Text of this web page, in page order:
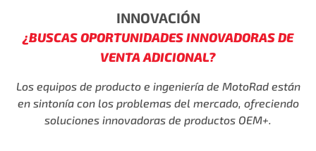
INNOVACIÓN
¿BUSCAS OPORTUNIDADES INNOVADORAS DE
VENTA ADICIONAL?
Los equipos de producto e ingeniería de MotoRad están
en sintonía con los problemas del mercado, ofreciendo
soluciones innovadoras de productos OEM+.